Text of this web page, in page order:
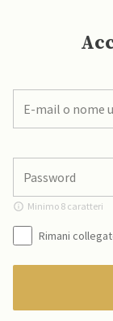
Minimo 8 caratteri
Rimani